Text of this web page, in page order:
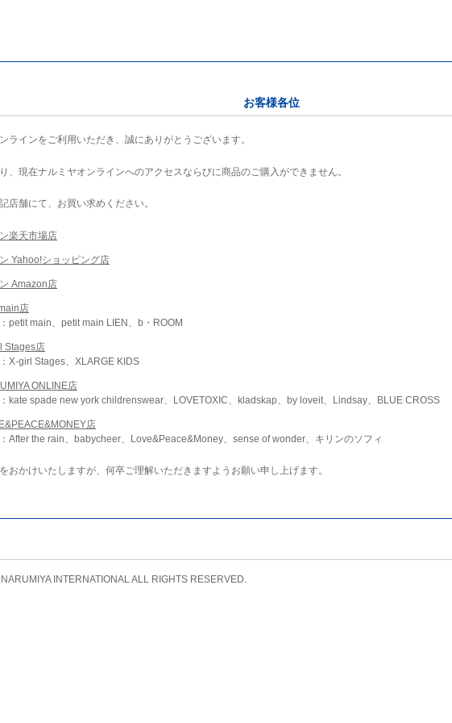
お客様各位
ラインをご利用いただき、誠にありがとうございます。
、現在ナルミヤオンラインへのアクセスならびに商品のご購入ができません。
店舗にて、お買い求めください。
楽天市場店
Yahoo!ショッピング店
Amazon店
店
petit main、petit main LIEN、b・ROOM
Stages店
X-girl Stages、XLARGE KIDS
ONLINE店
kate spade new york childrenswear、LOVETOXIC、kladskap、by loveit、Lindsay、BLUE CROSS
店
After the rain、babycheer、Love&Peace&Money、sense of wonder、キリンのソフィ
おかけいたしますが、何卒ご理解いただきますようお願い申し上げます。